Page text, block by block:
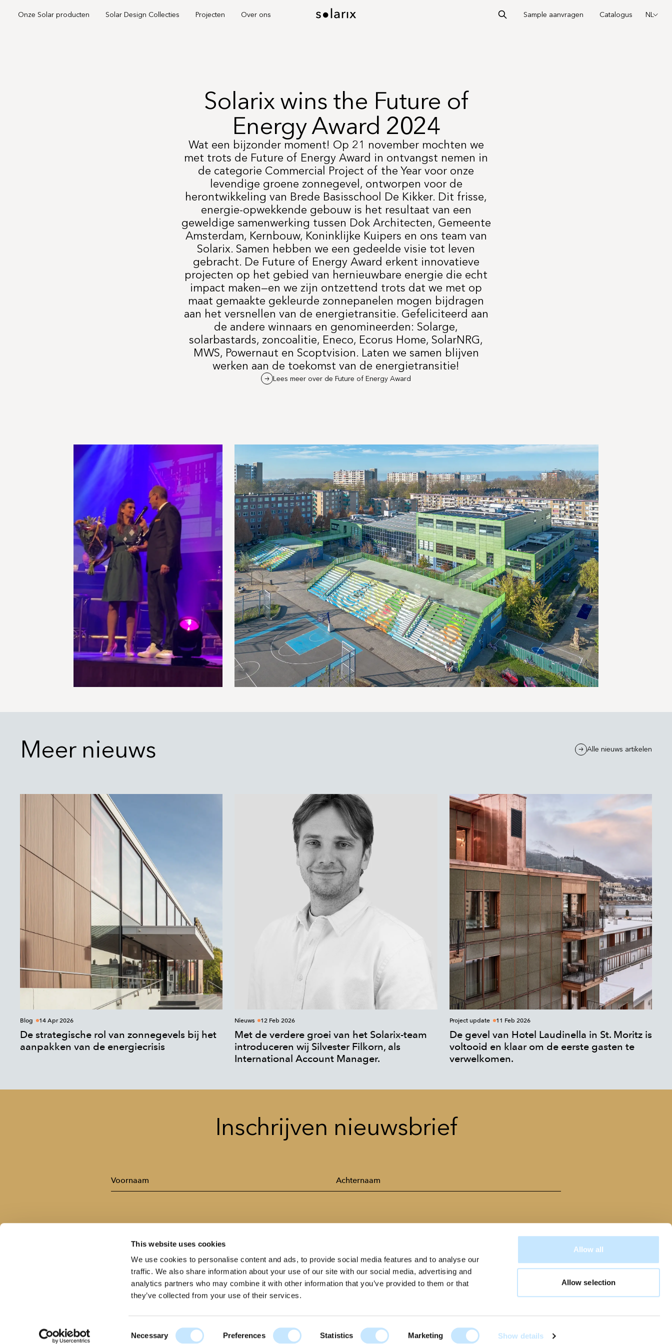
This website uses cookies
We use cookies to personalise content and ads, to provide social media features and to analyse our
traffic. We also share information about your use of our site with our social media, advertising and
analytics partners who may combine it with other information that you’ve provided to them or that
they’ve collected from your use of their services.
Selection
Necessary Preferences Statistics Marketing Show details
Allow all
Allow selection
Onze Solar producten Solar Design Collecties Projecten Over ons Sample aanvragen Catalogus NL
Solarix wins the Future of
Energy Award 2024
Wat een bijzonder moment! Op 21 november mochten we
met trots de Future of Energy Award in ontvangst nemen in
de categorie Commercial Project of the Year voor onze
levendige groene zonnegevel, ontworpen voor de
herontwikkeling van Brede Basisschool De Kikker. Dit frisse,
energie-opwekkende gebouw is het resultaat van een
geweldige samenwerking tussen Dok Architecten, Gemeente
Amsterdam, Kernbouw, Koninklijke Kuipers en ons team van
Solarix. Samen hebben we een gedeelde visie tot leven
gebracht. De Future of Energy Award erkent innovatieve
projecten op het gebied van hernieuwbare energie die echt
impact maken—en we zijn ontzettend trots dat we met op
maat gemaakte gekleurde zonnepanelen mogen bijdragen
aan het versnellen van de energietransitie. Gefeliciteerd aan
de andere winnaars en genomineerden: Solarge,
solarbastards, zoncoalitie, Eneco, Ecorus Home, SolarNRG,
MWS, Powernaut en Scoptvision. Laten we samen blijven
werken aan de toekomst van de energietransitie!
Lees meer over de Future of Energy Award
Meer nieuws Alle nieuws artikelen
Blog 14 Apr 2026
De strategische rol van zonnegevels bij het
aanpakken van de energiecrisis
Nieuws 12 Feb 2026
Met de verdere groei van het Solarix-team
introduceren wij Silvester Filkorn, als
International Account Manager.
Project update 11 Feb 2026
De gevel van Hotel Laudinella in St. Moritz is
voltooid en klaar om de eerste gasten te
verwelkomen.
Inschrijven nieuwsbrief
Nieuwsbrief VacaturesContactDownloadsPers Privacy & Cookies